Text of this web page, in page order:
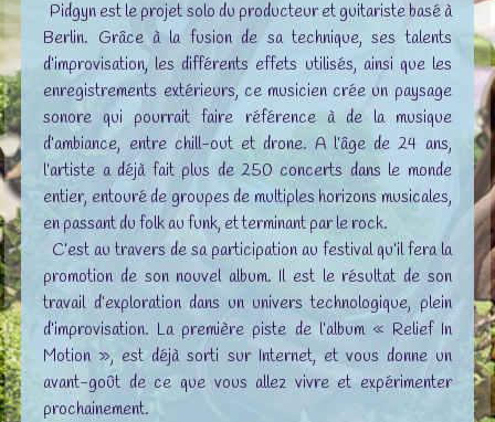
Pidgyn est le projet solo du producteur et guitariste basé à
Berlin. Grâce à la fusion de sa technique, ses talents
d’improvisation, les différents effets utilisés, ainsi que les
enregistrements extérieurs, ce musicien crée un paysage
sonore qui pourrait faire référence à de la musique
d’ambiance, entre chill-out et drone. A l’âge de 24 ans,
l’artiste a déjà fait plus de 250 concerts dans le monde
entier, entouré de groupes de multiples horizons musicales,
en passant du folk au funk, et terminant par le rock.
C’est au travers de sa participation au festival qu’il fera la
promotion de son nouvel album. Il est le résultat de son
travail d’exploration dans un univers technologique, plein
d’improvisation. La première piste de l’album « Relief In
Motion », est déjà sorti sur Internet, et vous donne un
avant-goût de ce que vous allez vivre et expérimenter
prochainement.